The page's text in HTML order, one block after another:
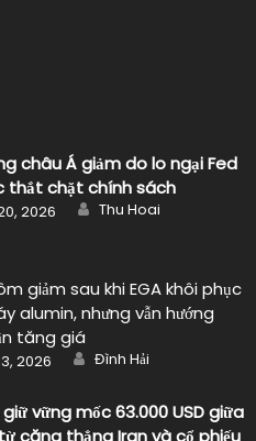
châu Á giảm do lo ngại Fed
thắt chặt chính sách
2026 Author
Thu Hoai
giảm sau khi EGA khôi phục
alumin, nhưng vẫn hướng
tăng giá
2026 Author
Đình Hải
vững mốc 63.000 USD giữa